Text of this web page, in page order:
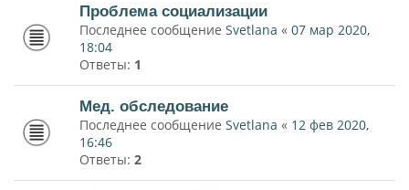
Проблема социализации
Последнее сообщение Svetlana « 07 мар 2020,
18:04
Ответы: 1
Мед. обследование
Последнее сообщение Svetlana « 12 фев 2020,
16:46
Ответы: 2